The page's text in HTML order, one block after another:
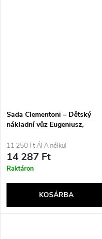
Sada Clementoni – Dětský
nákladní vůz Eugeniusz,
11 250 Ft ÁFA nélkül
14 287 Ft
Raktáron
KOSÁRBA